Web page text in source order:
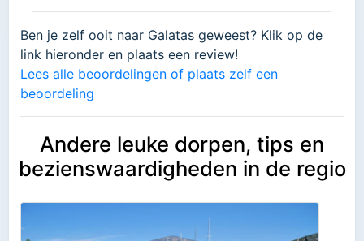
Ben je zelf ooit naar Galatas geweest? Klik op de
link hieronder en plaats een review!
Lees alle beoordelingen of plaats zelf een
beoordeling
Andere leuke dorpen, tips en
bezienswaardigheden in de regio